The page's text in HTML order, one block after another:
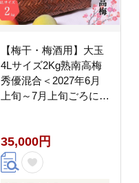
【梅干・梅酒用】大玉
4Lサイズ2Kg熟南高梅
秀優混合＜2027年6月
上旬～7月上旬ごろに順
35,000円